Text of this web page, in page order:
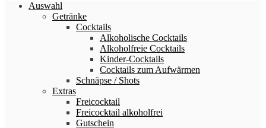
Auswahl
Getränke
Cocktails
Alkoholische Cocktails
Alkoholfreie Cocktails
Kinder-Cocktails
Cocktails zum Aufwärmen
Schnäpse / Shots
Extras
Freicocktail
Freicocktail alkoholfrei
Gutschein